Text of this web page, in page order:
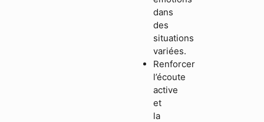
dans
des
situations
variées.
Renforcer
l’écoute
active
et
la